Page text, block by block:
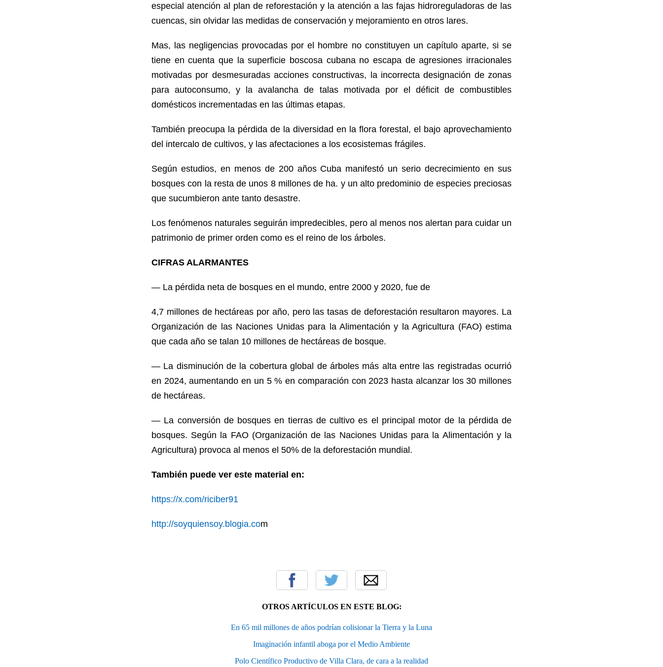
especial atención al plan de reforestación y la atención a las fajas hidroreguladoras de las
cuencas, sin olvidar las medidas de conservación y mejoramiento en otros lares.
Mas, las negligencias provocadas por el hombre no constituyen un capítulo aparte, si se
tiene en cuenta que la superficie boscosa cubana no escapa de agresiones irracionales
motivadas por desmesuradas acciones constructivas, la incorrecta designación de zonas
para autoconsumo, y la avalancha de talas motivada por el déficit de combustibles
domésticos incrementadas en las últimas etapas.
También preocupa la pérdida de la diversidad en la flora forestal, el bajo aprovechamiento
del intercalo de cultivos, y las afectaciones a los ecosistemas frágiles.
Según estudios, en menos de 200 años Cuba manifestó un serio decrecimiento en sus
bosques con la resta de unos 8 millones de ha. y un alto predominio de especies preciosas
que sucumbieron ante tanto desastre.
Los fenómenos naturales seguirán impredecibles, pero al menos nos alertan para cuidar un
patrimonio de primer orden como es el reino de los árboles.
CIFRAS ALARMANTES
— La pérdida neta de bosques en el mundo, entre 2000 y 2020, fue de
4,7 millones de hectáreas por año, pero las tasas de deforestación resultaron mayores. La
Organización de las Naciones Unidas para la Alimentación y la Agricultura (FAO) estima
que cada año se talan 10 millones de hectáreas de bosque.
— La disminución de la cobertura global de árboles más alta entre las registradas ocurrió
en 2024, aumentando en un 5 % en comparación con 2023 hasta alcanzar los 30 millones
de hectáreas.
— La conversión de bosques en tierras de cultivo es el principal motor de la pérdida de
bosques. Según la FAO (Organización de las Naciones Unidas para la Alimentación y la
Agricultura) provoca al menos el 50% de la deforestación mundial.
También puede ver este material en:
https://x.com/riciber91
http://soyquiensoy.blogia.com
OTROS ARTÍCULOS EN ESTE BLOG:
En 65 mil millones de años podrían colisionar la Tierra y la Luna
Imaginación infantil aboga por el Medio Ambiente
Polo Científico Productivo de Villa Clara, de cara a la realidad